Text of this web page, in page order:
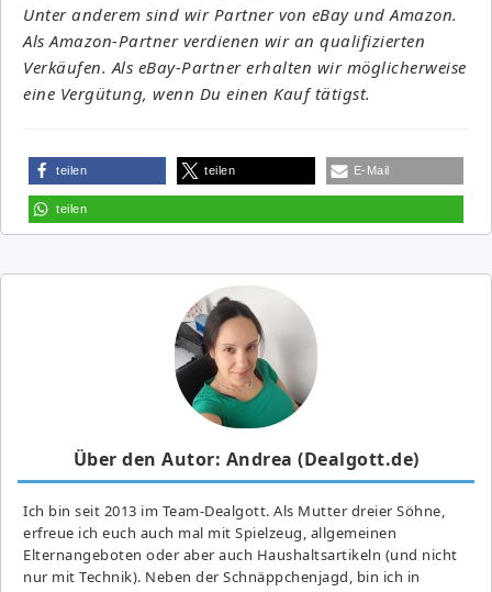
Unter anderem sind wir Partner von eBay und Amazon.
Als Amazon-Partner verdienen wir an qualifizierten
Verkäufen. Als eBay-Partner erhalten wir möglicherweise
eine Vergütung, wenn Du einen Kauf tätigst.
teilen teilen E-Mail
teilen
Über den Autor: Andrea (Dealgott.de)
Ich bin seit 2013 im Team-Dealgott. Als Mutter dreier Söhne,
erfreue ich euch auch mal mit Spielzeug, allgemeinen
Elternangeboten oder aber auch Haushaltsartikeln (und nicht
nur mit Technik). Neben der Schnäppchenjagd, bin ich in